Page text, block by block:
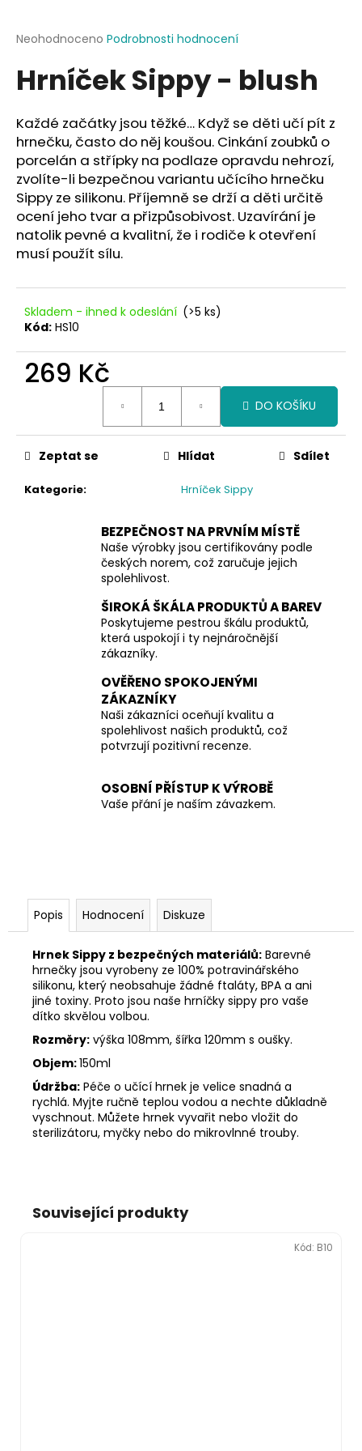
Průměrné
produktu
je
z
5
hvězdiček.
Neohodnoceno Podrobnosti hodnocení
Hrníček Sippy - blush
Každé začátky jsou těžké… Když se děti učí pít z
hrnečku, často do něj koušou. Cinkání zoubků o
porcelán a střípky na podlaze opravdu nehrozí,
zvolíte-li bezpečnou variantu učícího hrnečku
Sippy ze silikonu. Příjemně se drží a děti určitě
ocení jeho tvar a přizpůsobivost. Uzavírání je
natolik pevné a kvalitní, že i rodiče k otevření
musí použít sílu.
Skladem - ihned k odeslání (>5 ks)
Kód: HS10
269 Kč
DO KOŠÍKU
Kategorie: Hrníček Sippy
Zeptat se Hlídat Sdílet
BEZPEČNOST NA PRVNÍM MÍSTĚ
Naše výrobky jsou certifikovány podle
českých norem, což zaručuje jejich
spolehlivost.
ŠIROKÁ ŠKÁLA PRODUKTŮ A BAREV
Poskytujeme pestrou škálu produktů,
která uspokojí i ty nejnáročnější
zákazníky.
OVĚŘENO SPOKOJENÝMI
ZÁKAZNÍKY
Naši zákazníci oceňují kvalitu a
spolehlivost našich produktů, což
potvrzují pozitivní recenze.
OSOBNÍ PŘÍSTUP K VÝROBĚ
Vaše přání je naším závazkem.
Popis Hodnocení Diskuze
Hrnek Sippy z bezpečných materiálů: Barevné
hrnečky jsou vyrobeny ze 100% potravinářského
silikonu, který neobsahuje žádné ftaláty, BPA a ani
jiné toxiny. Proto jsou naše hrníčky sippy pro vaše
dítko skvělou volbou.
Rozměry: výška 108mm, šířka 120mm s oušky.
Objem:150ml
Údržba: Péče o učící hrnek je velice snadná a
rychlá. Myjte ručně teplou vodou a nechte důkladně
vyschnout. Můžete hrnek vyvařit nebo vložit do
sterilizátoru, myčky nebo do mikrovlnné trouby.
Související produkty
Kód: B10
j
t
HLEDAT
D
p
o
u
u
m
e